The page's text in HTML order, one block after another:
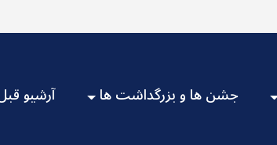
آرشیو قبل جشن ها و بزرگداشت ها